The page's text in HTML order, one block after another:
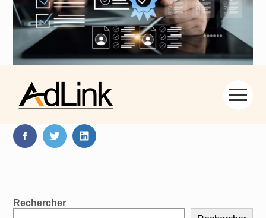
Aller
au
Partager :
FaceBookTwitterLinkedIn
Blog
Rechercher